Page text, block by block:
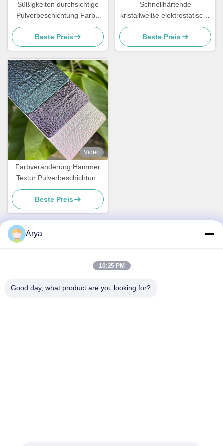
Süßigkeiten durchsichtige
Pulverbeschichtung Farbe
Spiegelwirkung
Beste Preis
Schnellhärtende
kristallweiße elektrostatische
Pulverbeschichtung
Polyester TGIC frei für
Architektur
Beste Preis
Video
Farbveränderung Hammer
Textur Pulverbeschichtung
für Metalloberfläche mit
kundenspezifischem Glanz
Beste Preis
- Nein. Ich weiß nicht.38Huagang Road, Südgebiet,
Arya
10:25 PM
Good day, what product are you looking for?